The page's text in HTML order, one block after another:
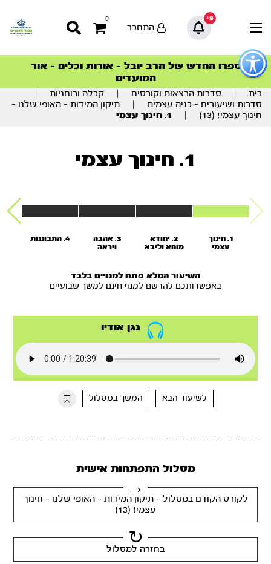
כפתור
לפתיחת
תפריט
9+
0
התחבר
סדרות הפודקאסטים
הסדרה המובילה החודש – דרך המלך
ספרו החדש של הרב יובל – אורות וכלים – אור
המועדים
הצטרפו למהפכת הבריאות הטבעית >
סדרות הפודקאסטים
הסדרה המובילה החודש – דרך המלך
תוכן
מרכזי
בית סדרות הרצאות וקורסים קבלה ורוחניות
סדרות ושיעורים - בניה עצמית
תיקון המידות – האופי שלנו –
חינוך עצמי! (13)
1. חינוך עצמי
1. חינוך עצמי
1. חינוך
עצמי
2. יחודא
מוחא וליבא
3. אהבה
ויראה
4. התבוננות
השיעור המלא פתח למנויים בלבד
באפשרותכם להרשם למנוי חינם למשך שבועיים
נגן אודיו
לשיעור הבא המשך במסלול
מסלול התפתחות אישית
לקורס הקודם במסלול - תיקון המידות - האופי שלנו - חינוך
עצמי! (13)
בחזרה למסלול